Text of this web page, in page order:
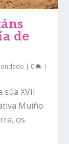
de
| 0 |
súa XVII
Muíño
os